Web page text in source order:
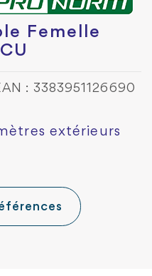
Femelle
: 3383951126690
extérieurs